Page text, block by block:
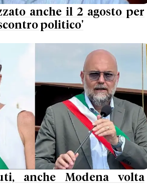
anche il 2 agosto per
politico'
anche Modena volta